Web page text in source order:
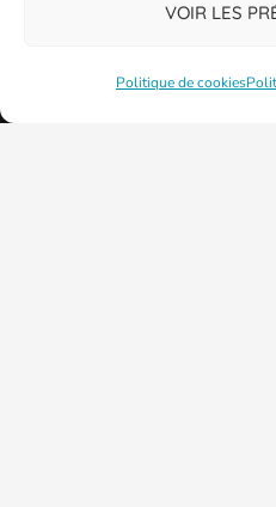
VOIR LES
Politique de cookies